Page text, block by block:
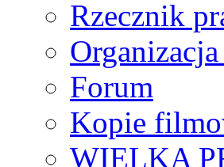
Rzecznik
Forum
Kopie
WIELKA